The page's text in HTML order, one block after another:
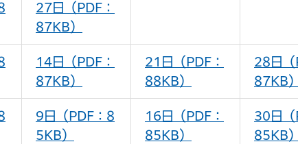
27日（PDF：
87KB）
14日（PDF：
87KB）
21日（PDF：
88KB）
28日（
87KB）
9日（PDF：8
5KB）
16日（PDF：
85KB）
30日（
85KB）